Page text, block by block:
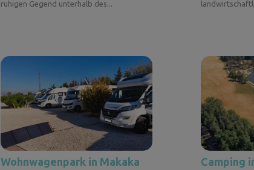
ruhigen Gegend unterhalb des...
Wohnwagenpark in Makaka Camping